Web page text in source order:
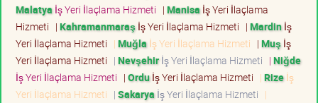
Malatya İş Yeri İlaçlama Hizmeti | Manisa İş Yeri İlaçlama
Hizmeti | Kahramanmaraş İş Yeri İlaçlama Hizmeti | Mardinİş
Yeri İlaçlama Hizmeti | Muğla İş Yeri İlaçlama Hizmeti | Muş İş
Yeri İlaçlama Hizmeti | Nevşehirİş Yeri İlaçlama Hizmeti | Niğde
İş Yeri İlaçlama Hizmeti | Orduİş Yeri İlaçlama Hizmeti | Rizeİş
Yeri İlaçlama Hizmeti | Sakarya İş Yeri İlaçlama Hizmeti |